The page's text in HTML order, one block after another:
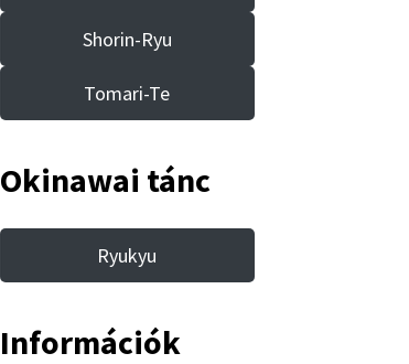
Shorin-Ryu
Tomari-Te
Okinawai tánc
Ryukyu
Információk